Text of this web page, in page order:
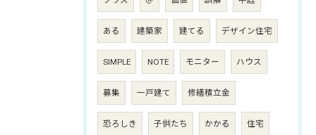
ある 建築家 建てる デザイン住宅
SIMPLE NOTE モニター ハウス
募集 一戸建て 修繕積立金
恐ろしき 子供たち かかる 住宅